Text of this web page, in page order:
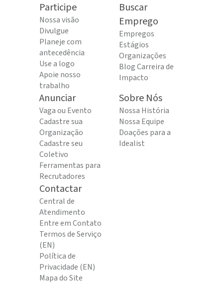
Participe
Nossa visão
Divulgue
Planeje com
antecedência
Use a logo
Apoie nosso
trabalho
Buscar
Emprego
Empregos
Estágios
Organizações
Blog Carreira de
Impacto
Anunciar
Vaga ou Evento
Cadastre sua
Organização
Cadastre seu
Coletivo
Ferramentas para
Recrutadores
Sobre Nós
Nossa História
Nossa Equipe
Doações para a
Idealist
Contactar
Central de
Atendimento
Entre em Contato
Termos de Serviço
(EN)
Política de
Privacidade (EN)
Mapa do Site